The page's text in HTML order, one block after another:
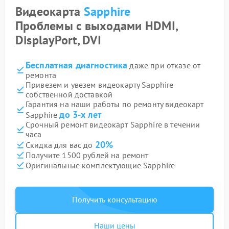
Видеокарта Sapphire
Проблемы с выходами HDMI,
DisplayPort, DVI
Бесплатная диагностика даже при отказе от
ремонта
Привезем и увезем видеокарту Sapphire
собственной доставкой
Гарантия на наши работы по ремонту видеокарт
Sapphireдо 3-х лет
Срочный ремонт видеокарт Sapphire в течении
часа
Скидка для вас до 20%
Получите 1500 рублей на ремонт
Оригинальные комплектующие Sapphire
Получить консультацию
Наши цены